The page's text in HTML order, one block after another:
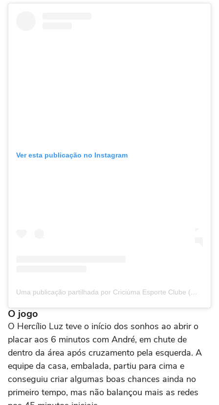
Ver esta publicação no Instagram
Uma publicação partilhada por Criciúma Esporte Clube (@criciumaoficial)
O jogo
O Hercílio Luz teve o início dos sonhos ao abrir o
placar aos 6 minutos com André, em chute de
dentro da área após cruzamento pela esquerda. A
equipe da casa, embalada, partiu para cima e
conseguiu criar algumas boas chances ainda no
primeiro tempo, mas não balançou mais as redes